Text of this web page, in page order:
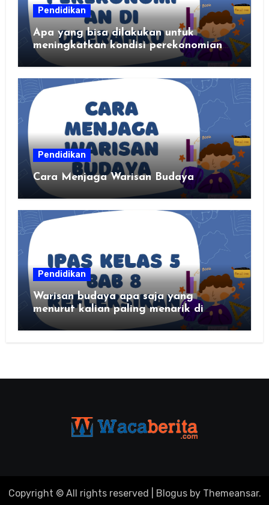
Pendidikan
Apa yang bisa dilakukan untuk
meningkatkan kondisi perekonomian
daerahku?
Pendidikan
Cara Menjaga Warisan Budaya
Pendidikan
Warisan budaya apa saja yang
menurut kalian paling menarik di
Copyright © All rights reserved Blogusby Themeansar.